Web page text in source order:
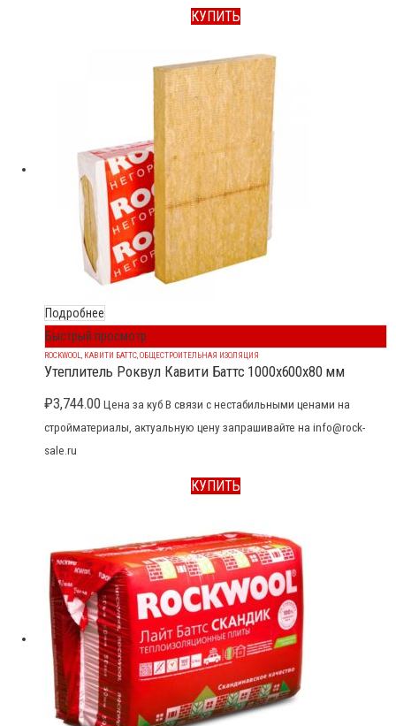
КУПИТЬ
Подробнее
Быстрый просмотр
ROCKWOOL, КАВИТИ БАТТС,ОБЩЕСТРОИТЕЛЬНАЯ ИЗОЛЯЦИЯ
Утеплитель Роквул Кавити Баттс 1000x600x80 мм
₽3,744.00 Цена за куб В связи с нестабильными ценами на
стройматериалы, актуальную цену запрашивайте на info@rock-
sale.ru
КУПИТЬ